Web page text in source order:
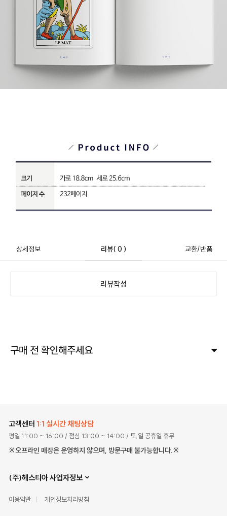
상세정보 리뷰( 0 ) 교환/반품
리뷰작성
구매 전 확인해주세요
고객센터 1:1 실시간 채팅상담
평일 11:00 ~ 16:00 / 점심 13:00 ~ 14:00 / 토,일 공휴일 휴무
※오프라인 매장은 운영하지 않으며, 방문구매 불가능합니다.※
(주)헤스티아 사업자정보
이용약관 개인정보처리방침